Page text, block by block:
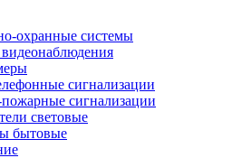
охранные системы
сигнализации
сигнализации
световые
бытовые